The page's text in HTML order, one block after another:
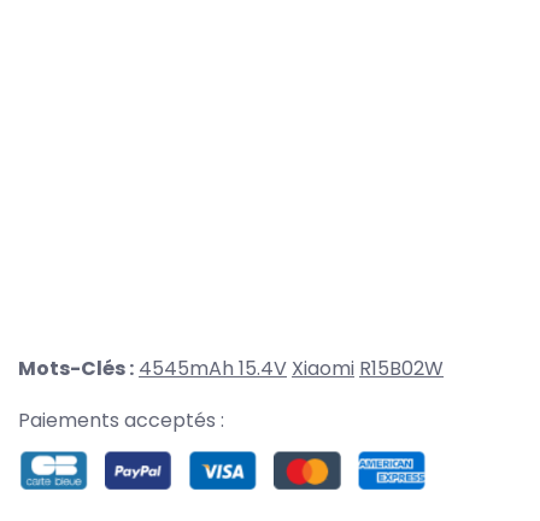
Mots-Clés : 4545mAh 15.4V Xiaomi R15B02W
Paiements acceptés :